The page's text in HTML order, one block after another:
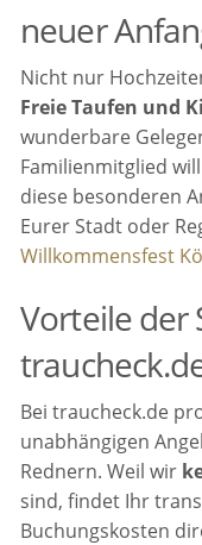
neuer
Nicht nur
Freie Taufen und
wunderbare
Familienmitglied
diese besonderen
Eurer Stadt oder
Willkommensfest
Vorteile der
Bei traucheck.de
unabhängigen
Rednern. Weil wir
sind, findet Ihr
Buchungskosten